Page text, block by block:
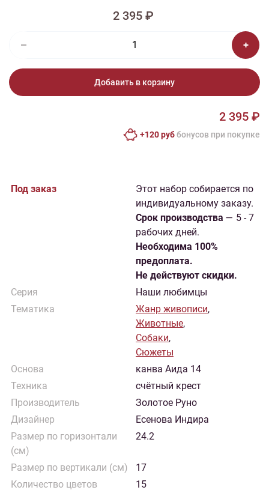
2 395 ₽
Добавить в корзину
2 395 ₽
+120 руббонусов при покупке
Под заказ
Этот набор собирается по
индивидуальному заказу.
Cрок производства — 5 - 7
рабочих дней.
Необходима 100%
предоплата.
Не действуют скидки.
Серия
Наши любимцы
Тематика
Жанр живописи,
Животные,
Собаки,
Сюжеты
Основа
канва Аида 14
Техника
счётный крест
Производитель
Золотое Руно
Дизайнер
Есенова Индира
Размер по горизонтали
(см)
24.2
Размер по вертикали (см)
17
Количество цветов
15